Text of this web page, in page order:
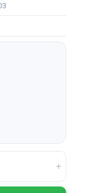
R$ 106,32
sem juros